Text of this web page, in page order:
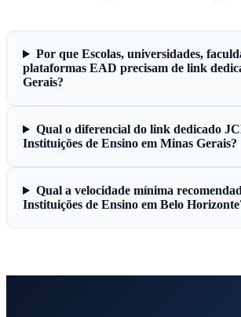
Por que Escolas, universidades,
plataformas EAD precisam de link
Gerais?
Qual o diferencial do link dedicado
Instituições de Ensino em Minas Gerais?
Qual a velocidade mínima
Instituições de Ensino em Belo